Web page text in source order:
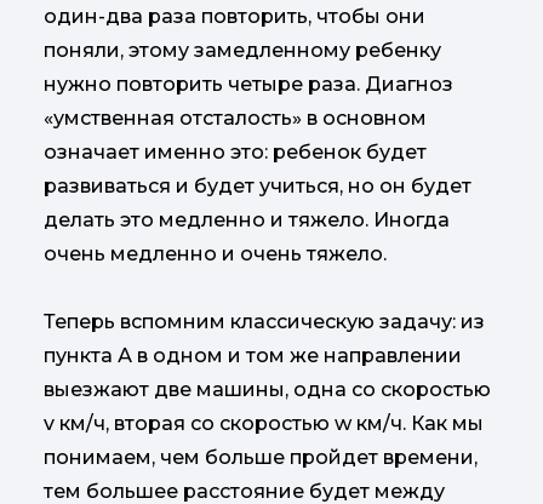
один-два раза повторить, чтобы они
поняли, этому замедленному ребенку
нужно повторить четыре раза. Диагноз
«умственная отсталость» в основном
означает именно это: ребенок будет
развиваться и будет учиться, но он будет
делать это медленно и тяжело. Иногда
очень медленно и очень тяжело.
Теперь вспомним классическую задачу: из
пункта А в одном и том же направлении
выезжают две машины, одна со скоростью
v км/ч, вторая со скоростью w км/ч. Как мы
понимаем, чем больше пройдет времени,
тем большее расстояние будет между